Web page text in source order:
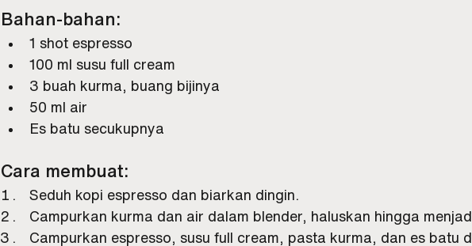
Bahan-bahan:
1 shot espresso
100 ml susu full cream
3 buah kurma, buang bijinya
50 ml air
Es batu secukupnya
Cara membuat:
Seduh kopi espresso dan biarkan dingin.
Campurkan kurma dan air dalam blender, haluskan hingga
Campurkan espresso, susu full cream, pasta kurma, dan es batu